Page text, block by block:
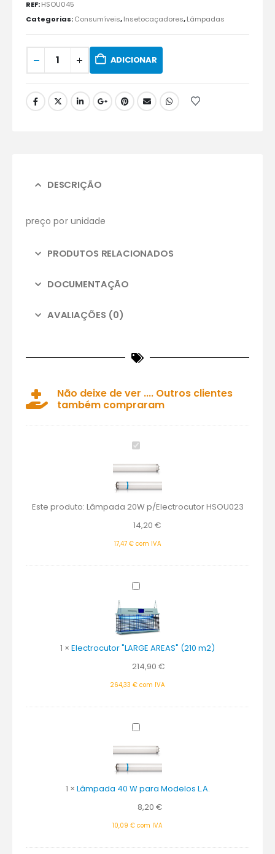
REF:HSOU045
Categorias:Consumíveis,Insetocaçadores,Lâmpadas
ADICIONAR
DESCRIÇÃO
preço por unidade
PRODUTOS RELACIONADOS
DOCUMENTAÇÃO
AVALIAÇÕES (0)
Não deixe de ver .... Outros clientes
também compraram
Lâmpada
p/Electrocutor
HSOU023
Este produto: Lâmpada 20W p/Electrocutor HSOU023
14,20 €
17,47 €com IVA
Electrocutor
"LARGE
AREAS"
(210
m2)
1 × Electrocutor "LARGE AREAS" (210 m2)
214,90 €
264,33 €com IVA
Lâmpada
W
para
L.A.
1 × Lâmpada 40 W para Modelos L.A.
8,20 €
10,09 € com IVA